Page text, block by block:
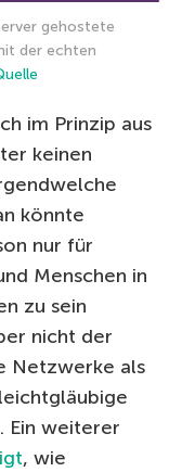
gehostete
der echten
im Prinzip aus
keinen
könnte
nur für
Menschen in
zu sein
nicht der
Netzwerke als
Ein weiterer
, wie